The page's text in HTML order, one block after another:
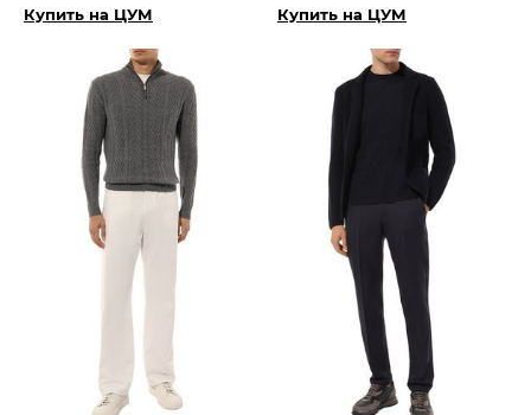
Купить на ЦУМ Купить на ЦУМ